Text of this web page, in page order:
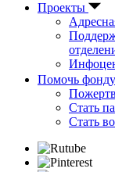
Проекты
Помочь фонду
Стать
Стать